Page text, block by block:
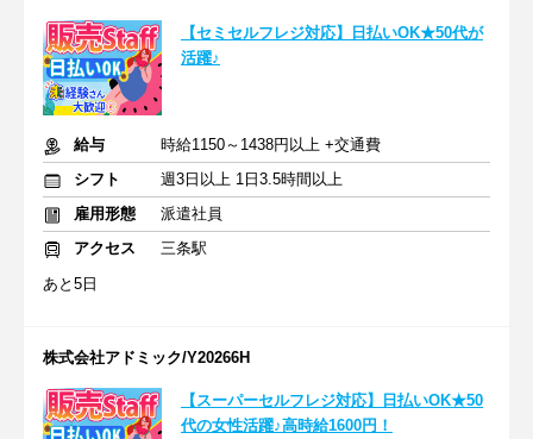
【セミセルフレジ対応】日払いOK★50代が
活躍♪
給与
時給1150～1438円以上 +交通費
シフト
週3日以上 1日3.5時間以上
雇用形態
派遣社員
アクセス
三条駅
あと5日
株式会社アドミック/Y20266H
【スーパーセルフレジ対応】日払いOK★50
代の女性活躍♪高時給1600円！